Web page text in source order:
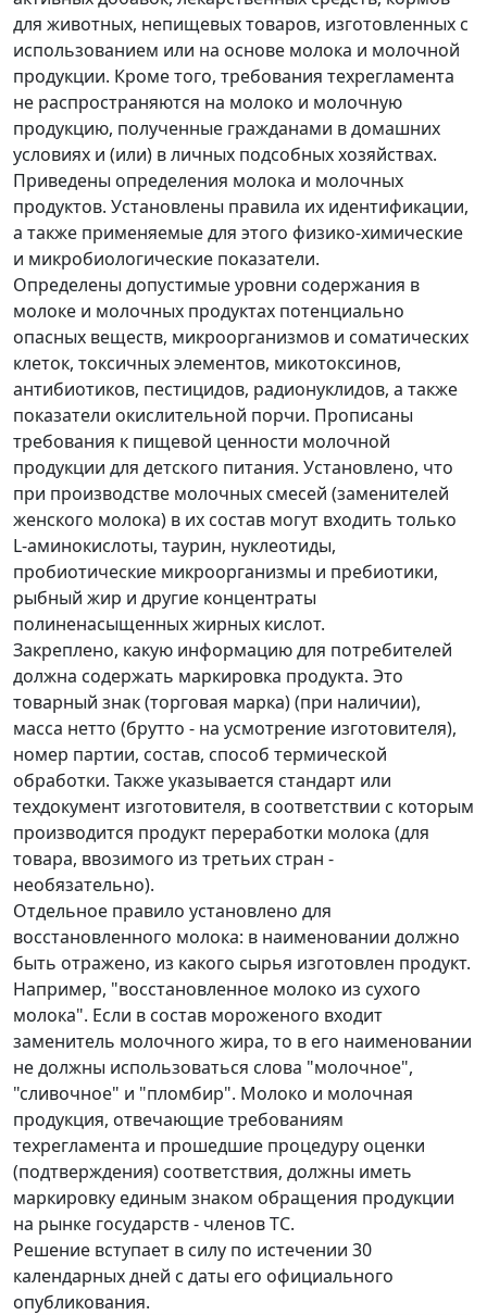
для животных, непищевых товаров, изготовленных с
использованием или на основе молока и молочной
продукции. Кроме того, требования техрегламента
не распространяются на молоко и молочную
продукцию, полученные гражданами в домашних
условиях и (или) в личных подсобных хозяйствах.
Приведены определения молока и молочных
продуктов. Установлены правила их идентификации,
а также применяемые для этого физико-химические
и микробиологические показатели.
Определены допустимые уровни содержания в
молоке и молочных продуктах потенциально
опасных веществ, микроорганизмов и соматических
клеток, токсичных элементов, микотоксинов,
антибиотиков, пестицидов, радионуклидов, а также
показатели окислительной порчи. Прописаны
требования к пищевой ценности молочной
продукции для детского питания. Установлено, что
при производстве молочных смесей (заменителей
женского молока) в их состав могут входить только
L-аминокислоты, таурин, нуклеотиды,
пробиотические микроорганизмы и пребиотики,
рыбный жир и другие концентраты
полиненасыщенных жирных кислот.
Закреплено, какую информацию для потребителей
должна содержать маркировка продукта. Это
товарный знак (торговая марка) (при наличии),
масса нетто (брутто - на усмотрение изготовителя),
номер партии, состав, способ термической
обработки. Также указывается стандарт или
техдокумент изготовителя, в соответствии с которым
производится продукт переработки молока (для
товара, ввозимого из третьих стран -
необязательно).
Отдельное правило установлено для
восстановленного молока: в наименовании должно
быть отражено, из какого сырья изготовлен продукт.
Например, "восстановленное молоко из сухого
молока". Если в состав мороженого входит
заменитель молочного жира, то в его наименовании
не должны использоваться слова "молочное",
"сливочное" и "пломбир". Молоко и молочная
продукция, отвечающие требованиям
техрегламента и прошедшие процедуру оценки
(подтверждения) соответствия, должны иметь
маркировку единым знаком обращения продукции
на рынке государств - членов ТС.
Решение вступает в силу по истечении 30
календарных дней с даты его официального
опубликования.